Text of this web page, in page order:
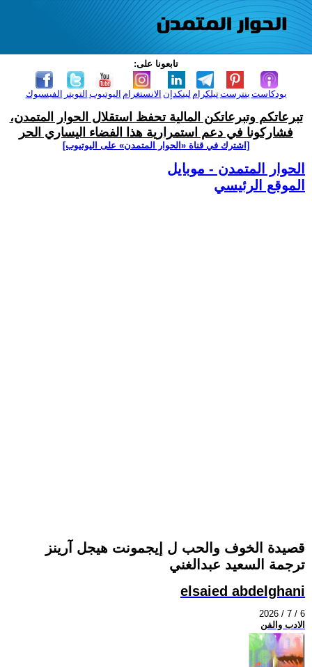
تابعونا على:
الفيسبوك التويتر اليوتيوب الانستغرام لينكدإن تيلكرامبنترست بودكاست
تبرعاتكم وتبرعاتكن المالية تحفظ استقلال الحوار المتمدن،
فشاركونا في دعم استمرارية هذا الفضاء اليساري الحر
[اشترك في قناة ‫«الحوار المتمدن» على اليوتيوب]
الحوار المتمدن - موبايل
الموقع الرئيسي
قصيدة الخوف والحب ل إيجمونت هيجل آرينز
ترجمة السعيد عبدالغني
elsaied abdelghani
2026 / 7 / 6
الادب والفن